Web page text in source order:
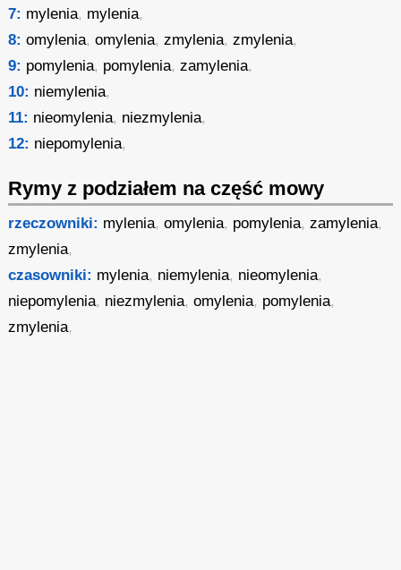
7: mylenia, mylenia,
8: omylenia,omylenia,zmylenia,zmylenia,
9: pomylenia, pomylenia,zamylenia,
10: niemylenia,
11: nieomylenia, niezmylenia,
12: niepomylenia,
Rymy z podziałem na część mowy
rzeczowniki: mylenia,omylenia, pomylenia,zamylenia,
zmylenia,
czasowniki: mylenia, niemylenia, nieomylenia,
niepomylenia, niezmylenia,omylenia, pomylenia,
zmylenia,